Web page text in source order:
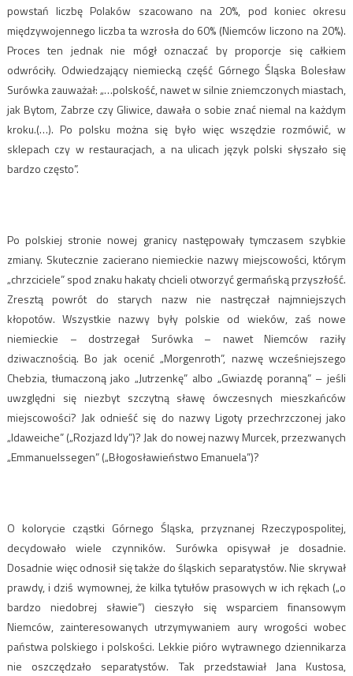
powstań liczbę Polaków szacowano na 20%, pod koniec okresu
międzywojennego liczba ta wzrosła do 60% (Niemców liczono na 20%).
Proces ten jednak nie mógł oznaczać by proporcje się całkiem
odwróciły. Odwiedzający niemiecką część Górnego Śląska Bolesław
Surówka zauważał: „…polskość, nawet w silnie zniemczonych miastach,
jak Bytom, Zabrze czy Gliwice, dawała o sobie znać niemal na każdym
kroku.(…). Po polsku można się było więc wszędzie rozmówić, w
sklepach czy w restauracjach, a na ulicach język polski słyszało się
bardzo często”.
Po polskiej stronie nowej granicy następowały tymczasem szybkie
zmiany. Skutecznie zacierano niemieckie nazwy miejscowości, którym
„chrzciciele” spod znaku hakaty chcieli otworzyć germańską przyszłość.
Zresztą powrót do starych nazw nie nastręczał najmniejszych
kłopotów. Wszystkie nazwy były polskie od wieków, zaś nowe
niemieckie – dostrzegał Surówka – nawet Niemców raziły
dziwacznością. Bo jak ocenić „Morgenroth”, nazwę wcześniejszego
Chebzia, tłumaczoną jako „Jutrzenkę” albo „Gwiazdę poranną” – jeśli
uwzględni się niezbyt szczytną sławę ówczesnych mieszkańców
miejscowości? Jak odnieść się do nazwy Ligoty przechrzczonej jako
„Idaweiche” („Rozjazd Idy”)? Jak do nowej nazwy Murcek, przezwanych
„Emmanuelssegen” („Błogosławieństwo Emanuela”)?
O kolorycie cząstki Górnego Śląska, przyznanej Rzeczypospolitej,
decydowało wiele czynników. Surówka opisywał je dosadnie.
Dosadnie więc odnosił się także do śląskich separatystów. Nie skrywał
prawdy, i dziś wymownej, że kilka tytułów prasowych w ich rękach („o
bardzo niedobrej sławie”) cieszyło się wsparciem finansowym
Niemców, zainteresowanych utrzymywaniem aury wrogości wobec
państwa polskiego i polskości. Lekkie pióro wytrawnego dziennikarza
nie oszczędzało separatystów. Tak przedstawiał Jana Kustosa,